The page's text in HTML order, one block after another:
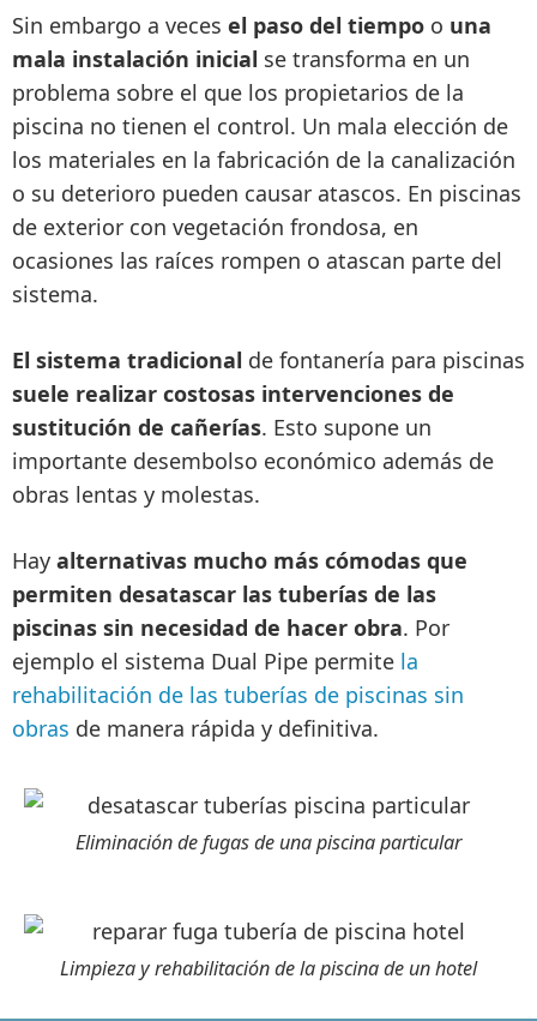
Sin embargo a veces el paso del tiempo o una
mala instalación inicial se transforma en un
problema sobre el que los propietarios de la
piscina no tienen el control. Un mala elección de
los materiales en la fabricación de la canalización
o su deterioro pueden causar atascos. En piscinas
de exterior con vegetación frondosa, en
ocasiones las raíces rompen o atascan parte del
sistema.
El sistema tradicional de fontanería para piscinas
suele realizar costosas intervenciones de
sustitución de cañerías. Esto supone un
importante desembolso económico además de
obras lentas y molestas.
Hay alternativas mucho más cómodas que
permiten desatascar las tuberías de las
piscinas sin necesidad de hacer obra. Por
ejemplo el sistema Dual Pipe permite la
rehabilitación de las tuberías de piscinas sin
obras de manera rápida y definitiva.
Eliminación de fugas de una piscina particular
Limpieza y rehabilitación de la piscina de un hotel